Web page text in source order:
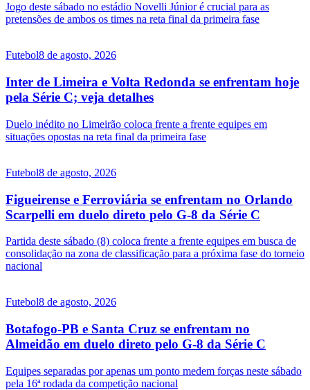
Jogo deste sábado no estádio Novelli Júnior é crucial para as
pretensões de ambos os times na reta final da primeira fase
Futebol8 de agosto, 2026
Inter de Limeira e Volta Redonda se enfrentam hoje
pela Série C; veja detalhes
Duelo inédito no Limeirão coloca frente a frente equipes em
situações opostas na reta final da primeira fase
Futebol8 de agosto, 2026
Figueirense e Ferroviária se enfrentam no Orlando
Scarpelli em duelo direto pelo G-8 da Série C
Partida deste sábado (8) coloca frente a frente equipes em busca de
consolidação na zona de classificação para a próxima fase do torneio
nacional
Futebol8 de agosto, 2026
Botafogo-PB e Santa Cruz se enfrentam no
Almeidão em duelo direto pelo G-8 da Série C
Equipes separadas por apenas um ponto medem forças neste sábado
pela 16ª rodada da competição nacional